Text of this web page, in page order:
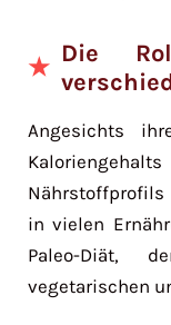
Die
Angesichts
Nährstoffprofils
in vielen
Paleo-Diät,
vegetarischen